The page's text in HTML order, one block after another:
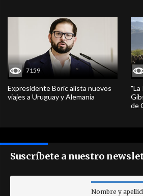
7159
Expresidente Boric alista nuevos
viajes a Uruguay y Alemania
"La
de
Suscríbete a nuestro
Nombre y